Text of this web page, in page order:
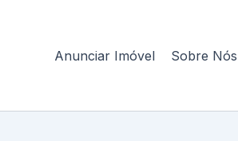
Anunciar Imóvel Sobre Nós